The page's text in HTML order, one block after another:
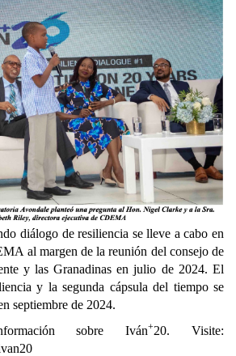
diálogo de resiliencia se lleve a cabo en
al margen de la reunión del consejo de
y las Granadinas en julio de 2024. El
y la segunda cápsula del tiempo se
septiembre de 2024.
sobre Iván+20. Visite: